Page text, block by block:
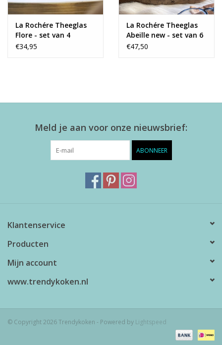
La Rochére Theeglas
Flore - set van 4
€34,95
La Rochére Theeglas
Abeille new - set van 6
€47,50
Meld je aan voor onze nieuwsbrief:
ABONNEER
Klantenservice
Producten
Mijn account
www.trendykoken.nl
© Copyright 2026 Trendykoken - Powered by Lightspeed